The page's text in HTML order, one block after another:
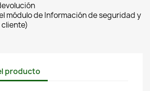
módulo de Información de seguridad y
producto